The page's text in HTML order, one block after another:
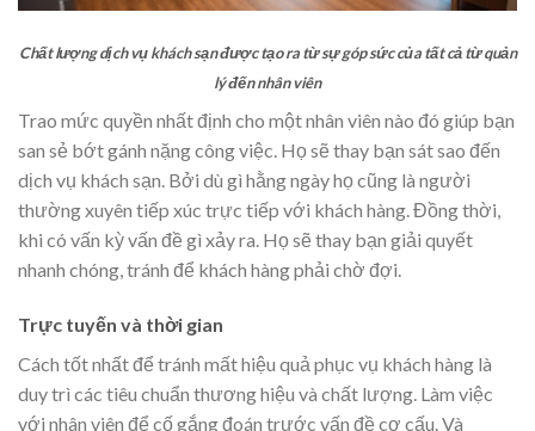
Chất lượng dịch vụ khách sạn được tạo ra từ sự góp sức của tất cả từ quản
lý đến nhân viên
Trao mức quyền nhất định cho một nhân viên nào đó giúp bạn
san sẻ bớt gánh nặng công việc. Họ sẽ thay bạn sát sao đến
dịch vụ khách sạn. Bởi dù gì hằng ngày họ cũng là người
thường xuyên tiếp xúc trực tiếp với khách hàng. Đồng thời,
khi có vấn kỳ vấn đề gì xảy ra. Họ sẽ thay bạn giải quyết
nhanh chóng, tránh để khách hàng phải chờ đợi.
Trực tuyến và thời gian
Cách tốt nhất để tránh mất hiệu quả phục vụ khách hàng là
duy trì các tiêu chuẩn thương hiệu và chất lượng. Làm việc
với nhân viên để cố gắng đoán trước vấn đề cơ cấu. Và